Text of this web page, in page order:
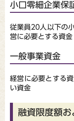
小口零細企業保
従業員20人以下の
営に必要とする資金
一般事業資金
経営に必要とする
い資金
融資限度額